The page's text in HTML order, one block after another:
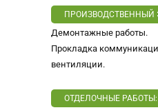
ПРОИЗВОДСТВЕННЫЙ
Демонтажные работы.
Прокладка
вентиляции.
ОТДЕЛОЧНЫЕ РАБОТЫ: